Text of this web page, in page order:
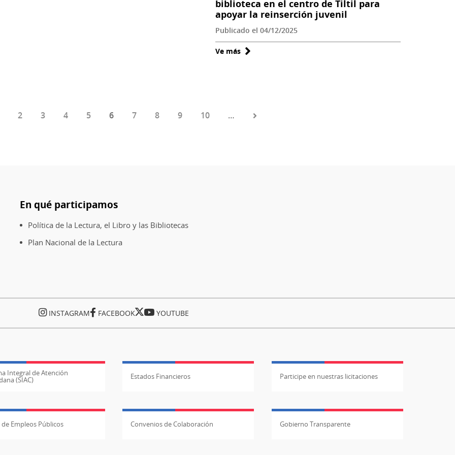
biblioteca en el centro de Tiltil para
apoyar la reinserción juvenil
Publicado el 04/12/2025
Ve más sobre
nueva
Página
2 Página
3 Página
4 Página
5
Página
6 Página
7 Página
8 Página
9 Página
10 …
En qué participamos
Política de la Lectura, el Libro y las Bibliotecas
Plan Nacional de la Lectura
INSTAGRAM FACEBOOK YOUTUBE
Integral de Atención
(SIAC) Estados Financieros Participe en nuestras licitaciones
Empleos Públicos Convenios de Colaboración Gobierno Transparente